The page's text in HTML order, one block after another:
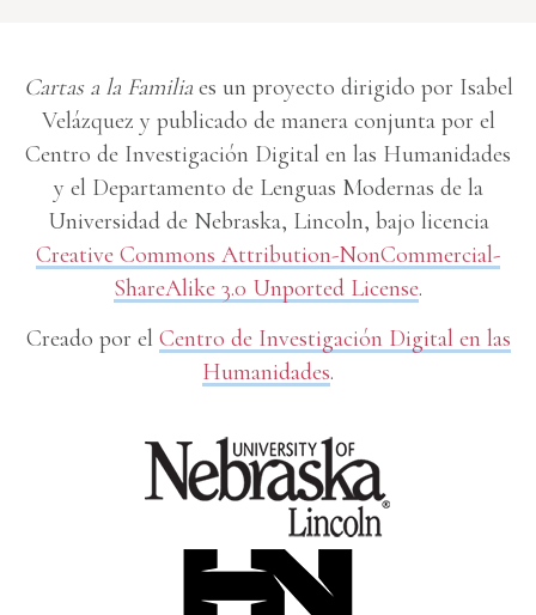
Cartas a la Familiaes un proyecto dirigido por Isabel
Velázquez y publicado de manera conjunta por el
Centro de Investigación Digital en las Humanidades
y el Departamento de Lenguas Modernas de la
Universidad de Nebraska, Lincoln, bajo licencia
Creative Commons Attribution-NonCommercial-
ShareAlike 3.0 Unported License.
Creado por el Centro de Investigación Digital en las
Humanidades.